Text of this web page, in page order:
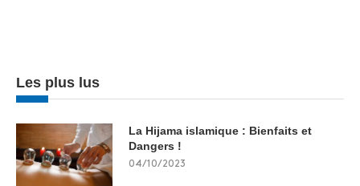
Les plus lus
La Hijama islamique : Bienfaits et
Dangers !
04/10/2023